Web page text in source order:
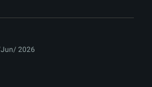
2026